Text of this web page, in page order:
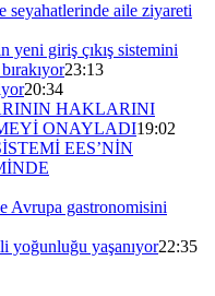
seyahatlerinde aile ziyareti
yeni giriş çıkış sistemini
23:13
20:34
HAKLARINI
ONAYLADI19:02
EES’NİN
Avrupa gastronomisini
yoğunluğu yaşanıyor22:35